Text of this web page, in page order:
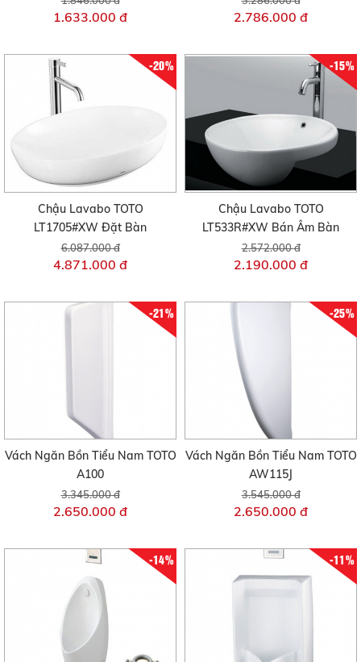
1.633.000 đ 2.786.000 đ
-20%
Chậu Lavabo TOTO
LT1705#XW Đặt Bàn
6.087.000 đ
4.871.000 đ
-15%
Chậu Lavabo TOTO
LT533R#XW Bán Âm Bàn
2.572.000 đ
2.190.000 đ
-21%
Vách Ngăn Bồn Tiểu Nam TOTO
A100
3.345.000 đ
2.650.000 đ
-25%
Vách Ngăn Bồn Tiểu Nam TOTO
AW115J
3.545.000 đ
2.650.000 đ
-14% -11%